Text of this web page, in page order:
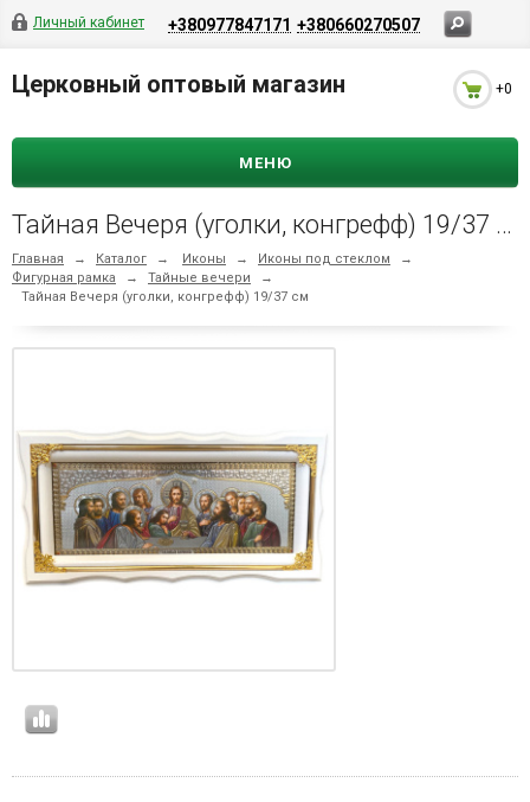
Личный кабинет +380977847171 +380660270507
Церковный оптовый магазин +0
МЕНЮ
Тайная Вечеря (уголки, конгрефф) 19/37 см
Главная → Каталог → Иконы → Иконы под стеклом
→
Фигурная рамка
→ Тайные вечери
→
Тайная Вечеря (уголки, конгрефф) 19/37 см